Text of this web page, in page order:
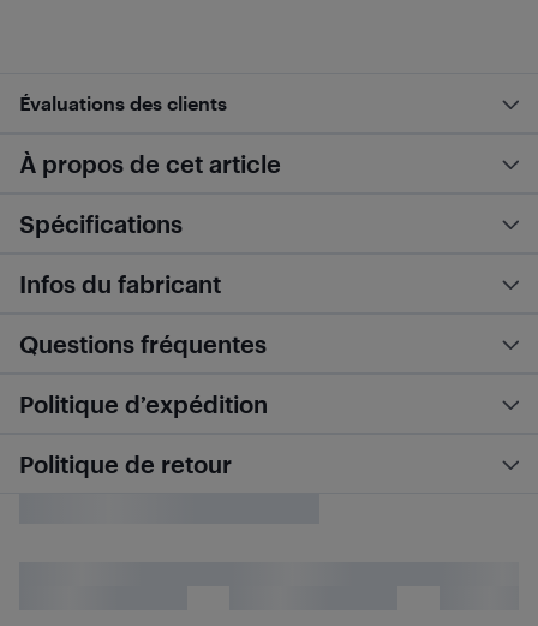
Évaluations des clients
À propos de cet article
Spécifications
Infos du fabricant
Questions fréquentes
Politique d’expédition
Politique de retour